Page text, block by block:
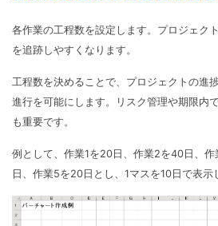
各作業の工程数を設定します。プロジェク
を追跡しやすくなります。
工程数を決めることで、プロジェクトの進
進行を可能にします。リスク管理や期限内
も重要です。
例として、作業1を20日、作業2を40日、
日、作業5を20日とし、1マスを10日で表示